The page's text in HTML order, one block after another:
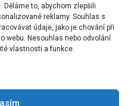
to, abychom zlepšili
reklamy. Souhlas s
údaje, jako je chování při
webu. Nesouhlas nebo odvolání
vlastnosti a funkce.